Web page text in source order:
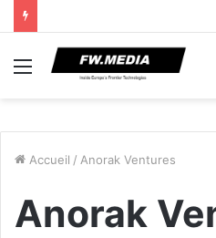
Menu
Accueil / Anorak Ventures
Anorak